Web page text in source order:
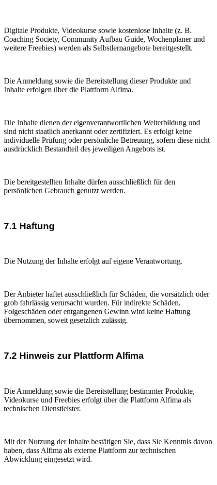
Digitale Produkte, Videokurse sowie kostenlose Inhalte (z. B.
Coaching Society, Community Aufbau Guide, Wochenplaner und
weitere Freebies) werden als Selbstlernangebote bereitgestellt.
Die Anmeldung sowie die Bereitstellung dieser Produkte und
Inhalte erfolgen über die Plattform Alfima.
Die Inhalte dienen der eigenverantwortlichen Weiterbildung und
sind nicht staatlich anerkannt oder zertifiziert. Es erfolgt keine
individuelle Prüfung oder persönliche Betreuung, sofern diese nicht
ausdrücklich Bestandteil des jeweiligen Angebots ist.
Die bereitgestellten Inhalte dürfen ausschließlich für den
persönlichen Gebrauch genutzt werden.
7.1 Haftung
Die Nutzung der Inhalte erfolgt auf eigene Verantwortung.
Der Anbieter haftet ausschließlich für Schäden, die vorsätzlich oder
grob fahrlässig verursacht wurden. Für indirekte Schäden,
Folgeschäden oder entgangenen Gewinn wird keine Haftung
übernommen, soweit gesetzlich zulässig.
7.2 Hinweis zur Plattform Alfima
Die Anmeldung sowie die Bereitstellung bestimmter Produkte,
Videokurse und Freebies erfolgt über die Plattform Alfima als
technischen Dienstleister.
Mit der Nutzung der Inhalte bestätigen Sie, dass Sie Kenntnis davon
haben, dass Alfima als externe Plattform zur technischen
Abwicklung eingesetzt wird.